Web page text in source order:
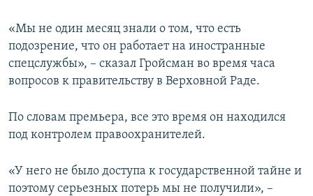
КРЫМ.НЕПОКОРЕННЫЙ
УКРАИНСКАЯ ПРОБЛЕМА КРЫМА
«Мы не один месяц знали о том, что есть
подозрение, что он работает на иностранные
спецслужбы», – сказал Гройсман во время часа
вопросов к правительству в Верховной Раде.
По словам премьера, все это время он находился
под контролем правоохранителей.
«У него не было доступа к государственной тайне и
поэтому серьезных потерь мы не получили», –